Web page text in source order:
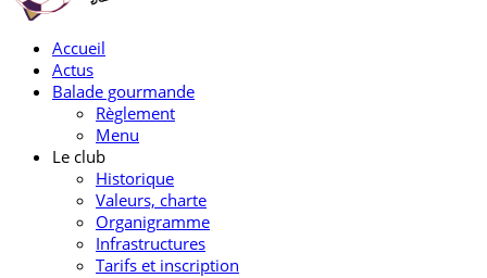
Accueil
Actus
Balade gourmande
Règlement
Menu
Le club
Historique
Valeurs, charte
Organigramme
Infrastructures
Tarifs et inscription